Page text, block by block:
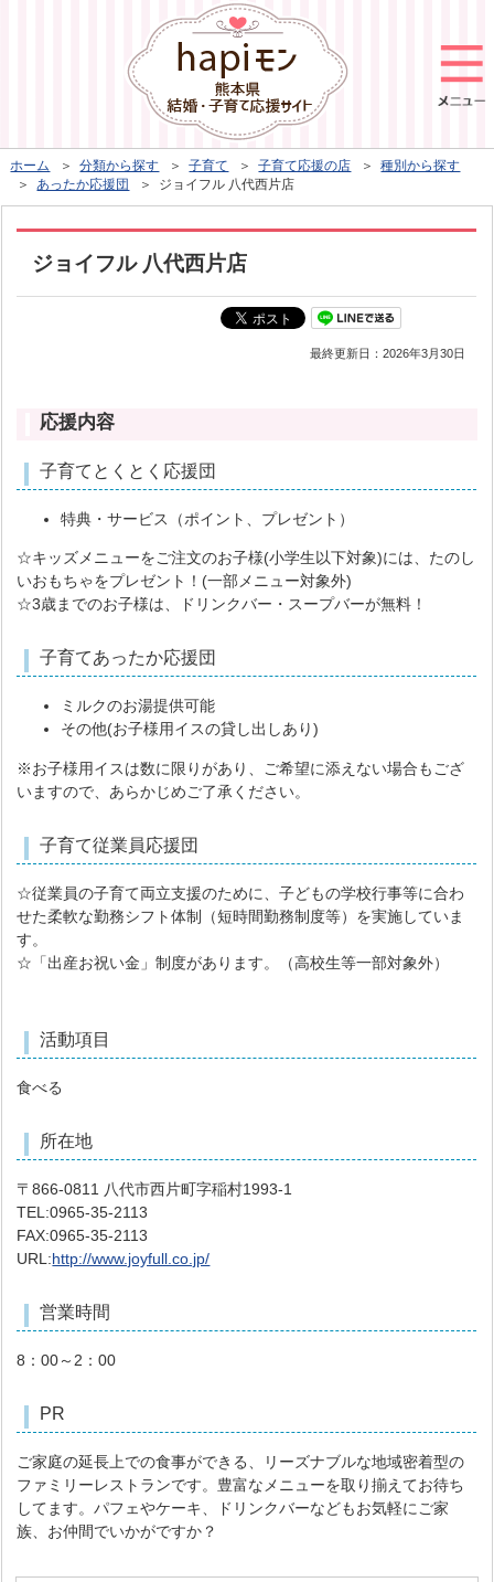
ホーム ＞分類から探す ＞子育て ＞子育て応援の店 ＞種別から探す
＞あったか応援団 ＞ ジョイフル 八代西片店
ジョイフル 八代西片店
最終更新日：2026年3月30日
応援内容
子育てとくとく応援団
特典・サービス（ポイント、プレゼント）
☆キッズメニューをご注文のお子様(小学生以下対象)には、たのし
いおもちゃをプレゼント！(一部メニュー対象外)
☆3歳までのお子様は、ドリンクバー・スープバーが無料！
子育てあったか応援団
ミルクのお湯提供可能
その他(お子様用イスの貸し出しあり)
※お子様用イスは数に限りがあり、ご希望に添えない場合もござ
いますので、あらかじめご了承ください。
子育て従業員応援団
☆従業員の子育て両立支援のために、子どもの学校行事等に合わ
せた柔軟な勤務シフト体制（短時間勤務制度等）を実施していま
す。
☆「出産お祝い金」制度があります。（高校生等一部対象外）
活動項目
食べる
所在地
〒866-0811 八代市西片町字稲村1993-1
TEL:0965-35-2113
FAX:0965-35-2113
URL:http://www.joyfull.co.jp/
営業時間
8：00～2：00
PR
ご家庭の延長上での食事ができる、リーズナブルな地域密着型の
ファミリーレストランです。豊富なメニューを取り揃えてお待ち
してます。パフェやケーキ、ドリンクバーなどもお気軽にご家
族、お仲間でいかがですか？